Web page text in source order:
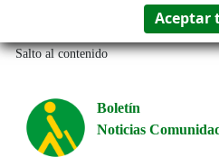
Salto al contenido
Boletín
Noticias